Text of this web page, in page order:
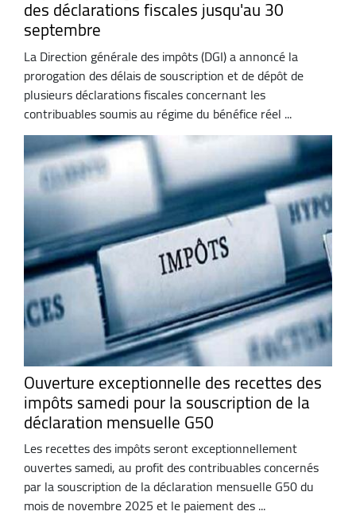
des déclarations fiscales jusqu'au 30
septembre
La Direction générale des impôts (DGI) a annoncé la
prorogation des délais de souscription et de dépôt de
plusieurs déclarations fiscales concernant les
contribuables soumis au régime du bénéfice réel ...
Ouverture exceptionnelle des recettes des
impôts samedi pour la souscription de la
déclaration mensuelle G50
Les recettes des impôts seront exceptionnellement
ouvertes samedi, au profit des contribuables concernés
par la souscription de la déclaration mensuelle G50 du
mois de novembre 2025 et le paiement des ...